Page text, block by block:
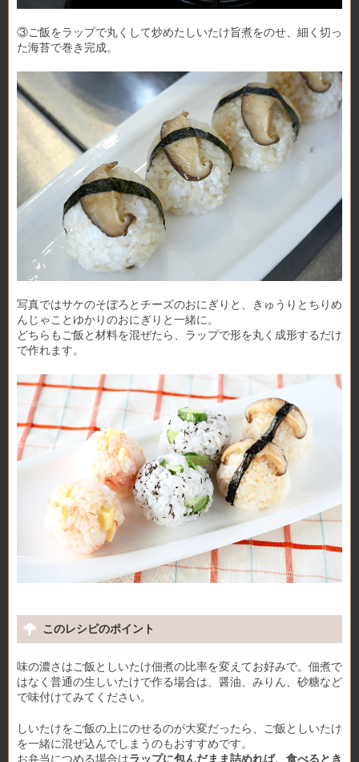
③ご飯をラップで丸くして炒めたしいたけ旨煮をのせ、細く切っ
た海苔で巻き完成。
写真ではサケのそぼろとチーズのおにぎりと、きゅうりとちりめ
んじゃことゆかりのおにぎりと一緒に。
どちらもご飯と材料を混ぜたら、ラップで形を丸く成形するだけ
で作れます。
このレシピのポイント
味の濃さはご飯としいたけ佃煮の比率を変えてお好みで。佃煮で
はなく普通の生しいたけで作る場合は、醤油、みりん、砂糖など
で味付けてみてください。
しいたけをご飯の上にのせるのが大変だったら、ご飯としいたけ
を一緒に混ぜ込んでしまうのもおすすめです。
お弁当につめる場合はラップに包んだまま詰めれば、食べるとき